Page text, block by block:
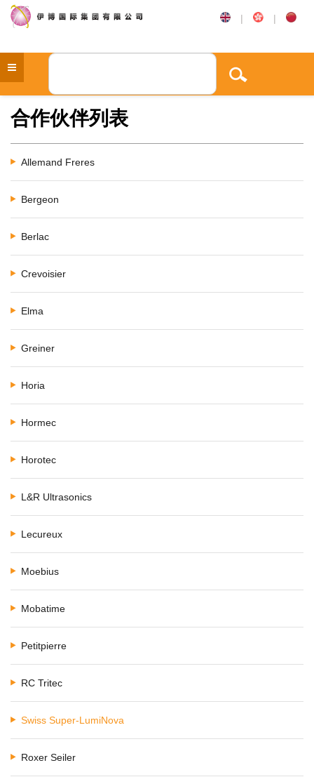
| |
合作伙伴列表
Allemand Freres
Bergeon
Berlac
Crevoisier
Elma
Greiner
Horia
Hormec
Horotec
L&R Ultrasonics
Lecureux
Moebius
Mobatime
Petitpierre
RC Tritec
Swiss Super-LumiNova
Roxer Seiler